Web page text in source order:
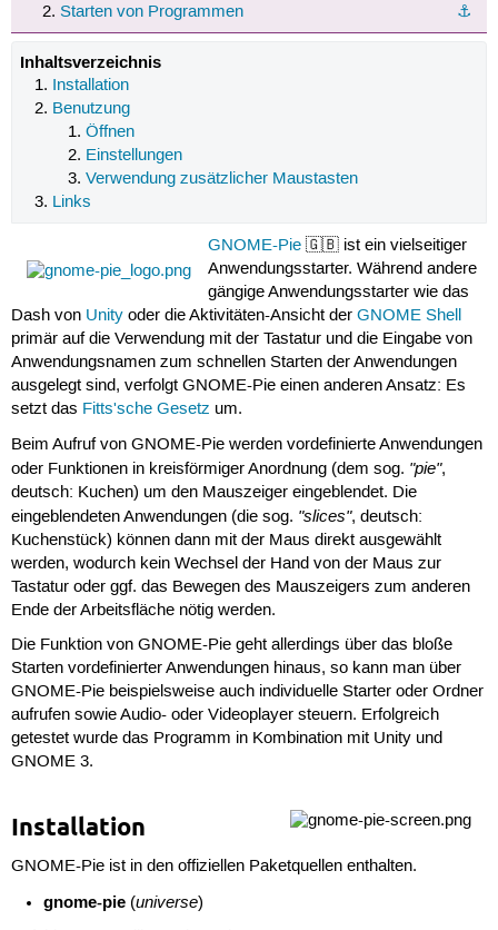
⚓︎
Starten von Programmen
Inhaltsverzeichnis
Installation
Benutzung
Öffnen
Einstellungen
Verwendung zusätzlicher Maustasten
Links
GNOME-Pie 🇬🇧 ist ein vielseitiger
Anwendungsstarter. Während andere
gängige Anwendungsstarter wie das
Dash von Unityoder die Aktivitäten-Ansicht der GNOME Shell
primär auf die Verwendung mit der Tastatur und die Eingabe von
Anwendungsnamen zum schnellen Starten der Anwendungen
ausgelegt sind, verfolgt GNOME-Pie einen anderen Ansatz: Es
setzt das Fitts'sche Gesetz um.
Beim Aufruf von GNOME-Pie werden vordefinierte Anwendungen
oder Funktionen in kreisförmiger Anordnung (dem sog. "pie",
deutsch: Kuchen) um den Mauszeiger eingeblendet. Die
eingeblendeten Anwendungen (die sog. "slices", deutsch:
Kuchenstück) können dann mit der Maus direkt ausgewählt
werden, wodurch kein Wechsel der Hand von der Maus zur
Tastatur oder ggf. das Bewegen des Mauszeigers zum anderen
Ende der Arbeitsfläche nötig werden.
Die Funktion von GNOME-Pie geht allerdings über das bloße
Starten vordefinierter Anwendungen hinaus, so kann man über
GNOME-Pie beispielsweise auch individuelle Starter oder Ordner
aufrufen sowie Audio- oder Videoplayer steuern. Erfolgreich
getestet wurde das Programm in Kombination mit Unity und
GNOME 3.
Installation
GNOME-Pie ist in den offiziellen Paketquellen enthalten.
gnome-pie (universe)